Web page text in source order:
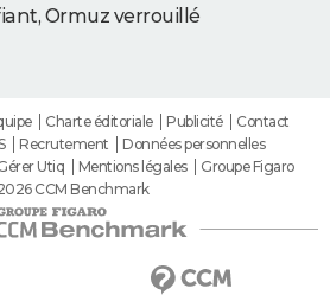
Ormuz verrouillé
Charte éditoriale Publicité
Contact
Recrutement
Données personnelles
Utiq Mentions légales
Groupe Figaro
CCM Benchmark